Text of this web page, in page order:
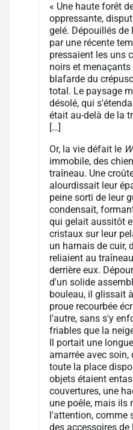
« Une haute forêt
oppressante,
gelé. Dépouillés de
par une récente
pressaient les uns
noirs et
blafarde du
total. Le paysage
désolé, qui
était au-delà de la
[…]
Or, la vie défait le
immobile, des
traîneau. Une
alourdissait leur
peine sorti de leur
condensait,
qui gelait aussitôt
cristaux sur leur
un harnais de cuir,
reliaient au
derrière eux.
d'un solide
bouleau, il glissait
proue recourbée
l'autre, sans s'y
friables que la
Il portait une
amarrée avec
toute la place
objets étaient
couvertures, une
une poêle, mais ils
l'attention, comme
des accessoires